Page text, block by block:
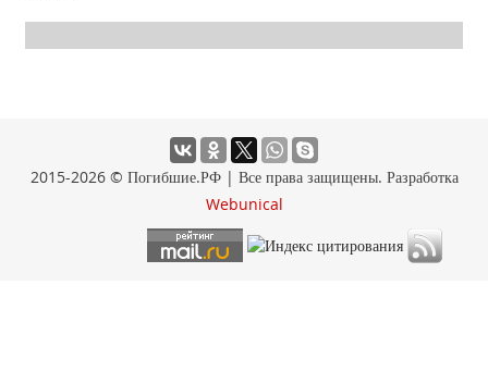
2015-2026 © Погибшие.РФ | Все права защищены. Разработка
Webunical